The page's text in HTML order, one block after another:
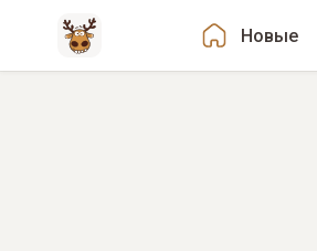
Новые